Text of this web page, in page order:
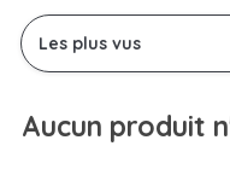
Aucun produit